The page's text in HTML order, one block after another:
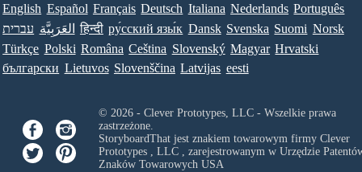
English Español Français Deutsch Italiana Nederlands Português
עברית العَرَبِيَّة हिन्दी ру́сский язы́к Dansk Svenska Suomi Norsk
Türkçe Polski Româna Ceština Slovenský Magyar Hrvatski
български Lietuvos Slovenščina Latvijas eesti
© 2026 - Clever Prototypes, LLC - Wszelkie prawa
zastrzeżone.
StoryboardThat jest znakiem towarowym firmy Clever
Prototypes , LLC, zarejestrowanym w Urzędzie
Znaków Towarowych USA